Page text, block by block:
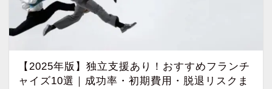
【2025年版】独立支援あり！おすすめフランチ
ャイズ10選｜成功率・初期費用・脱退リスクま